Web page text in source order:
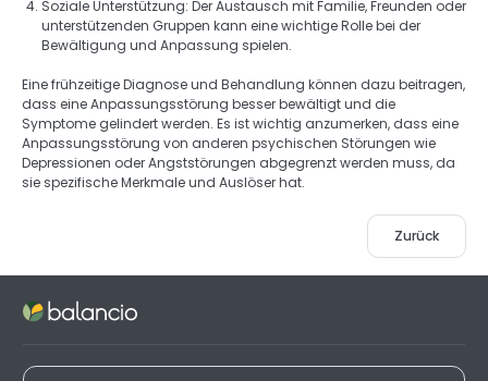
Soziale Unterstützung: Der Austausch mit Familie, Freunden oder
unterstützenden Gruppen kann eine wichtige Rolle bei der
Bewältigung und Anpassung spielen.
Eine frühzeitige Diagnose und Behandlung können dazu beitragen,
dass eine Anpassungsstörung besser bewältigt und die
Symptome gelindert werden. Es ist wichtig anzumerken, dass eine
Anpassungsstörung von anderen psychischen Störungen wie
Depressionen oder Angststörungen abgegrenzt werden muss, da
sie spezifische Merkmale und Auslöser hat.
Zurück